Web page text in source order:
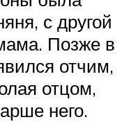
с другой
Позже в
отчим,
отцом,
него.